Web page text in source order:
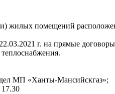
жилых помещений
г. на прямые
МП «Ханты-Мансийскгаз»;